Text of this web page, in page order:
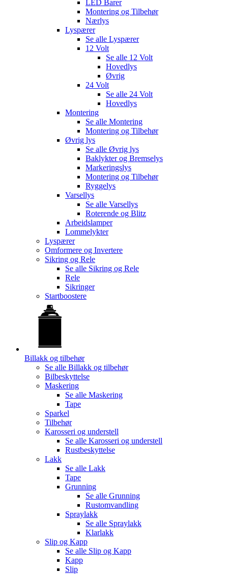
LED Barer
Montering og Tilbehør
Nærlys
Lyspærer
Se alle Lyspærer
12 Volt
Se alle 12 Volt
Hovedlys
Øvrig
24 Volt
Se alle 24 Volt
Hovedlys
Montering
Se alle Montering
Montering og Tilbehør
Øvrig lys
Se alle Øvrig lys
Baklykter og Bremselys
Markeringslys
Montering og Tilbehør
Ryggelys
Varsellys
Se alle Varsellys
Roterende og Blitz
Arbeidslamper
Lommelykter
Lyspærer
Omformere og Invertere
Sikring og Rele
Se alle Sikring og Rele
Rele
Sikringer
Startboostere
Billakk og tilbehør
Se alle Billakk og tilbehør
Bilbeskyttelse
Maskering
Se alle Maskering
Tape
Sparkel
Tilbehør
Karosseri og understell
Se alle Karosseri og understell
Rustbeskyttelse
Lakk
Se alle Lakk
Tape
Grunning
Se alle Grunning
Rustomvandling
Spraylakk
Se alle Spraylakk
Klarlakk
Slip og Kapp
Se alle Slip og Kapp
Kapp
Slip